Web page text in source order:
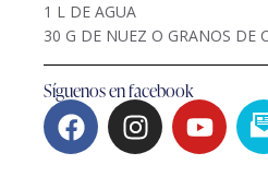
1 L DE AGUA
30 G DE NUEZ O GRANOS DE
Síguenos en facebook